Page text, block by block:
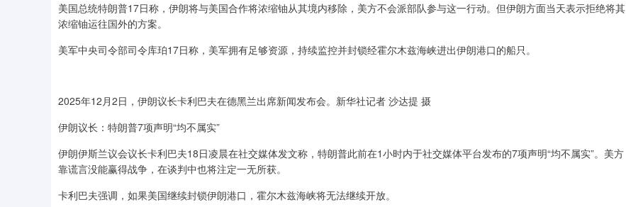
美国总统特朗普17日称，伊朗将与美国合作将浓缩铀从其境内移除，美方不会派部队参与这一行动。但伊朗方面当天表示拒绝将其
浓缩铀运往国外的方案。
美军中央司令部司令库珀17日称，美军拥有足够资源，持续监控并封锁经霍尔木兹海峡进出伊朗港口的船只。
2025年12月2日，伊朗议长卡利巴夫在德黑兰出席新闻发布会。新华社记者 沙达提 摄
伊朗议长：特朗普7项声明“均不属实”
伊朗伊斯兰议会议长卡利巴夫18日凌晨在社交媒体发文称，特朗普此前在1小时内于社交媒体平台发布的7项声明“均不属实”。美方
靠谎言没能赢得战争，在谈判中也将注定一无所获。
卡利巴夫强调，如果美国继续封锁伊朗港口，霍尔木兹海峡将无法继续开放。